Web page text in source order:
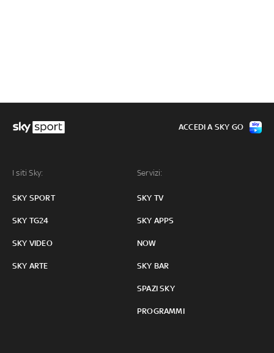
I siti Sky:
SKY SPORT
SKY TG24
SKY VIDEO
SKY ARTE
Servizi:
SKY TV
SKY APPS
NOW
SKY BAR
SPAZI SKY
PROGRAMMI
ACCEDI A SKY GO